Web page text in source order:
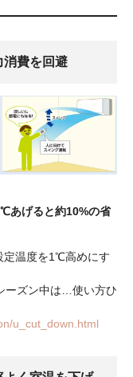
費を回避
あげると約10%の省
定温度を1℃高めにす
ーズン中は…使い方ひ
u_cut_down.html